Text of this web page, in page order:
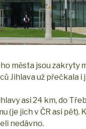
města jsou zakryty
Jihlava už přečkala i
asi 24 km, do
(je jich v ČR asi
nedávno.